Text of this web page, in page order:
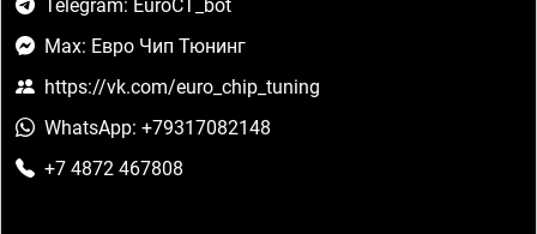
Telegram: EuroCT_bot
Max: Евро Чип Тюнинг
https://vk.com/euro_chip_tuning
WhatsApp: +79317082148
+7 4872 467808